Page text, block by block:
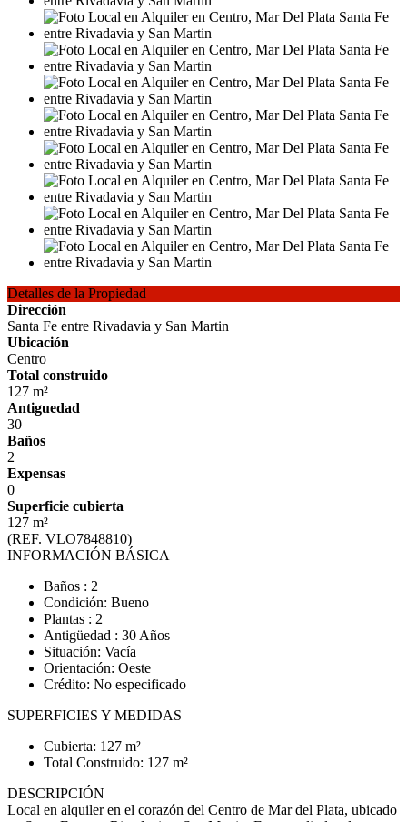
Detalles de la Propiedad
Dirección
Santa Fe entre Rivadavia y San Martin
Ubicación
Centro
Total construido
127 m²
Antiguedad
30
Baños
2
Expensas
0
Superficie cubierta
127 m²
(REF. VLO7848810)
INFORMACIÓN BÁSICA
Baños : 2
Condición: Bueno
Plantas : 2
Antigüedad : 30 Años
Situación: Vacía
Orientación: Oeste
Crédito: No especificado
SUPERFICIES Y MEDIDAS
Cubierta: 127 m²
Total Construido: 127 m²
DESCRIPCIÓN
Local en alquiler en el corazón del Centro de Mar del Plata, ubicado